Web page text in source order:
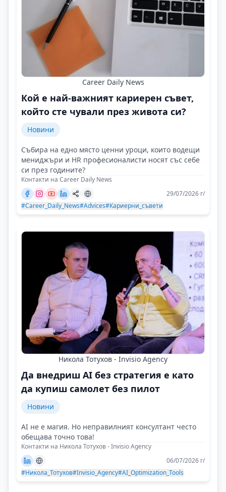
Career Daily News
Кой е най-важният кариерен съвет,
който сте чували през живота си?
Новини
Събира на едно място ценни уроци, които водещи
мениджъри и HR професионалисти носят със себе
си през годините?
Контакти на Career Daily News
29/07/2026 г/
#Career_Daily_News#Advices#Кариерни_съвети
Никола Тотухов - Invisio Agency
Да внедриш AI без стратегия е като
да купиш самолет без пилот
Новини
AI не е магия. Но неправилният консултант често
обещава точно това!
Контакти на Никола Тотухов - Invisio Agency
06/07/2026 г/
#Никола_Тотухов#Invisio_Agency#AI_Optimization_Tools